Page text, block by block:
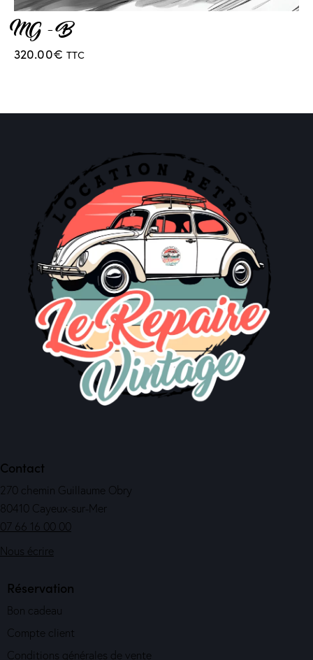
MG – B
320.00€ TTC
Contact
270 chemin Guillaume Obry
80410 Cayeux-sur-Mer
07 66 16 00 00
Nous écrire
Réservation
Bon cadeau
Compte client
Conditions générales de vente